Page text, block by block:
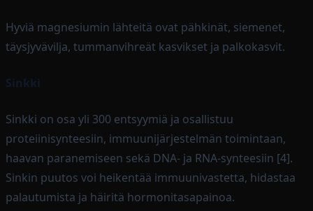
Hyviä magnesiumin lähteitä ovat pähkinät, siemenet,
täysjyvävilja, tummanvihreät kasvikset ja palkokasvit.
Sinkki
Sinkki on osa yli 300 entsyymiä ja osallistuu
proteiinisynteesiin, immuunijärjestelmän toimintaan,
haavan paranemiseen sekä DNA- ja RNA-synteesiin [4].
Sinkin puutos voi heikentää immuunivastetta, hidastaa
palautumista ja häiritä hormonitasapainoa.